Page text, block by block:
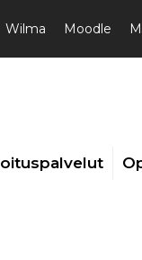
Wilma Moodle